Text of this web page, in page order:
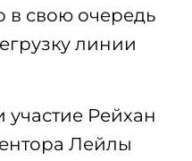
в свою очередь
линии
участие Рейхан
Лейлы